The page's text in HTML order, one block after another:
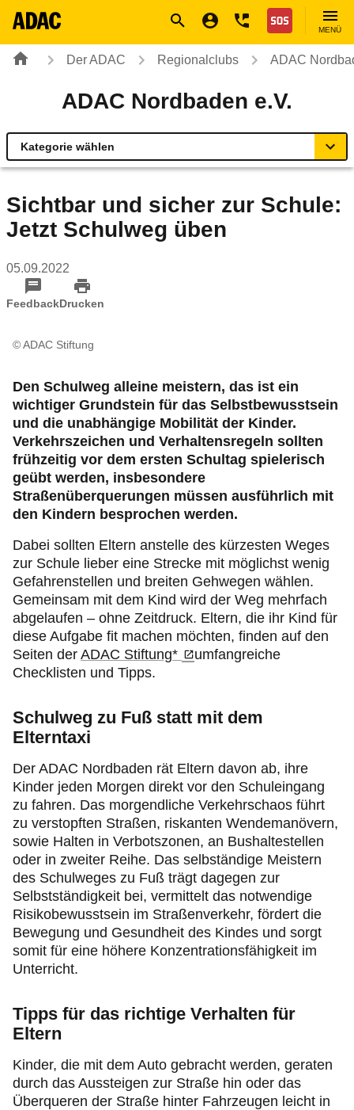
Nothilfe
MENÜ
Der ADAC Regionalclubs ADAC
ADAC Nordbaden e.V.
Kategorie wählen
ADAC zu Mobilität und Verkehr
Förderprogramm Unterfahrschutz
Unser Club
Sichtbar und sicher zur Schule:
Jetzt Schulweg üben
05.09.2022
FeedbackDrucken
© ADAC Stiftung
Den Schulweg alleine meistern, das ist ein
wichtiger Grundstein für das Selbstbewusstsein
und die unabhängige Mobilität der Kinder.
Verkehrszeichen und Verhaltensregeln sollten
frühzeitig vor dem ersten Schultag spielerisch
geübt werden, insbesondere
Straßenüberquerungen müssen ausführlich mit
den Kindern besprochen werden.
Dabei sollten Eltern anstelle des kürzesten Weges
zur Schule lieber eine Strecke mit möglichst wenig
Gefahrenstellen und breiten Gehwegen wählen.
Gemeinsam mit dem Kind wird der Weg mehrfach
abgelaufen – ohne Zeitdruck. Eltern, die ihr Kind für
diese Aufgabe fit machen möchten, finden auf den
Seiten der ADAC Stiftung*
umfangreiche
Checklisten und Tipps.
Schulweg zu Fuß statt mit dem
Elterntaxi
Der ADAC Nordbaden rät Eltern davon ab, ihre
Kinder jeden Morgen direkt vor den Schuleingang
zu fahren. Das morgendliche Verkehrschaos führt
zu verstopften Straßen, riskanten Wendemanövern,
sowie Halten in Verbotszonen, an Bushaltestellen
oder in zweiter Reihe. Das selbständige Meistern
des Schulweges zu Fuß trägt dagegen zur
Selbstständigkeit bei, vermittelt das notwendige
Risikobewusstsein im Straßenverkehr, fördert die
Bewegung und Gesundheit des Kindes und sorgt
somit für eine höhere Konzentrationsfähigkeit im
Unterricht.
Tipps für das richtige Verhalten für
Eltern
Kinder, die mit dem Auto gebracht werden, geraten
durch das Aussteigen zur Straße hin oder das
Überqueren der Straße hinter Fahrzeugen leicht in